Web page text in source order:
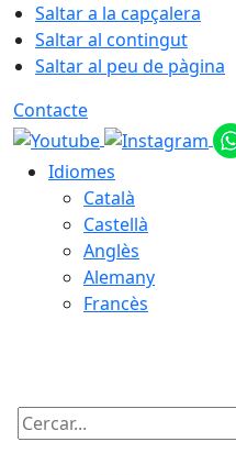
Saltar a la capçalera
Saltar al contingut
Saltar al peu de pàgina
Contacte
Idiomes
Català
Castellà
Anglès
Alemany
Francès
Cercar: